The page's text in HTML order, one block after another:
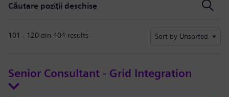
Căutare poziţii deschise
101 - 120 din 404 results Sort by Unsorted
Senior Consultant - Grid Integration